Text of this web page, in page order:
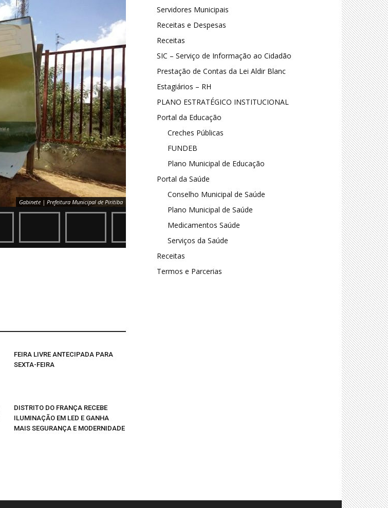
Gabinete | Prefeitura Municipal de Piritiba
FEIRA LIVRE ANTECIPADA PARA
SEXTA-FEIRA
DISTRITO DO FRANÇA RECEBE
ILUMINAÇÃO EM LED E GANHA
MAIS SEGURANÇA E MODERNIDADE
Servidores Municipais
Receitas e Despesas
Receitas
SIC – Serviço de Informação ao Cidadão
Prestação de Contas da Lei Aldir Blanc
Estagiários – RH
PLANO ESTRATÉGICO INSTITUCIONAL
Portal da Educação
Creches Públicas
FUNDEB
Plano Municipal de Educação
Portal da Saúde
Conselho Municipal de Saúde
Plano Municipal de Saúde
Medicamentos Saúde
Serviços da Saúde
Receitas
Termos e Parcerias